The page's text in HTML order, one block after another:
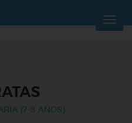
(7-8 AÑOS)